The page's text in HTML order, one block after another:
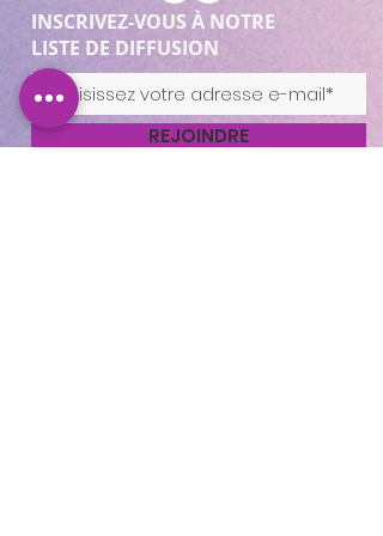
INSCRIVEZ-VOUS À NOTRE
LISTE DE DIFFUSION
REJOINDRE